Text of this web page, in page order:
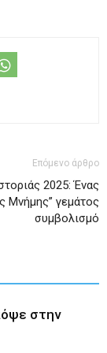
Επόμενο άρθρο
2025: Ένας
Μνήμης” γεμάτος
συμβολισμό
στην